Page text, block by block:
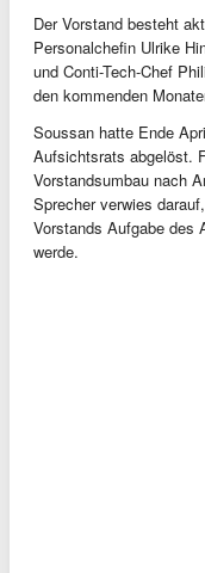
Der Vorstand besteht
Personalchefin Ulrike
und Conti-Tech-Chef
den kommenden
Soussan hatte Ende
Aufsichtsrats abgelöst.
Vorstandsumbau nach
Sprecher verwies
Vorstands Aufgabe des
werde.